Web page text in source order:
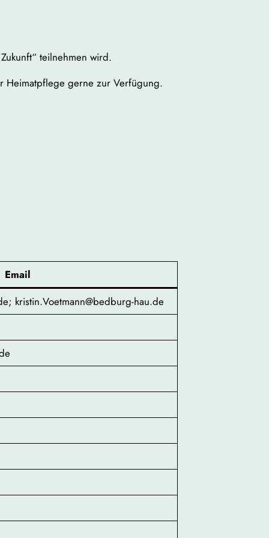
teilnehmen wird.
Heimatpflege gerne zur Verfügung.
Email
kristin.Voetmann@bedburg-hau.de